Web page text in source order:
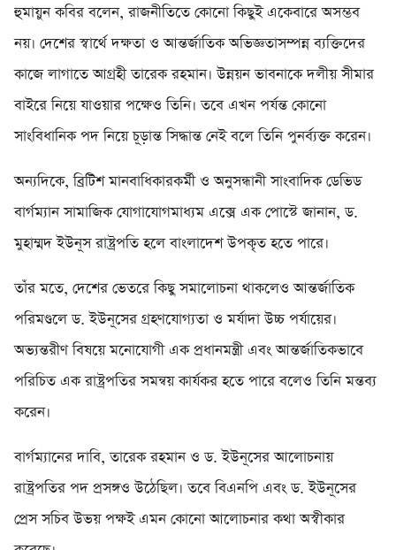
হুমায়ুন কবির বলেন, রাজনীতিতে কোনো কিছুই একেবারে অসম্ভব
নয়। দেশের স্বার্থে দক্ষতা ও আন্তর্জাতিক অভিজ্ঞতাসম্পন্ন ব্যক্তিদের
কাজে লাগাতে আগ্রহী তারেক রহমান। উন্নয়ন ভাবনাকে দলীয় সীমার
বাইরে নিয়ে যাওয়ার পক্ষেও তিনি। তবে এখন পর্যন্ত কোনো
সাংবিধানিক পদ নিয়ে চূড়ান্ত সিদ্ধান্ত নেই বলে তিনি পুনর্ব্যক্ত করেন।
অন্যদিকে, ব্রিটিশ মানবাধিকারকর্মী ও অনুসন্ধানী সাংবাদিক ডেভিড
বার্গম্যান সামাজিক যোগাযোগমাধ্যম এক্সে এক পোস্টে জানান, ড.
মুহাম্মদ ইউনূস রাষ্ট্রপতি হলে বাংলাদেশ উপকৃত হতে পারে।
তাঁর মতে, দেশের ভেতরে কিছু সমালোচনা থাকলেও আন্তর্জাতিক
পরিমণ্ডলে ড. ইউনূসের গ্রহণযোগ্যতা ও মর্যাদা উচ্চ পর্যায়ের।
অভ্যন্তরীণ বিষয়ে মনোযোগী এক প্রধানমন্ত্রী এবং আন্তর্জাতিকভাবে
পরিচিত এক রাষ্ট্রপতির সমন্বয় কার্যকর হতে পারে বলেও তিনি মন্তব্য
করেন।
বার্গম্যানের দাবি, তারেক রহমান ও ড. ইউনূসের আলোচনায়
রাষ্ট্রপতির পদ প্রসঙ্গও উঠেছিল। তবে বিএনপি এবং ড. ইউনূসের
প্রেস সচিব উভয় পক্ষই এমন কোনো আলোচনার কথা অস্বীকার